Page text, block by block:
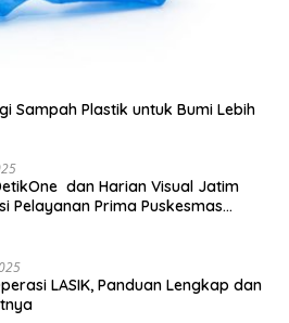
Sampah Plastik untuk Bumi Lebih
dan Harian Visual Jatim
Pelayanan Prima Puskesmas
LASIK, Panduan Lengkap dan